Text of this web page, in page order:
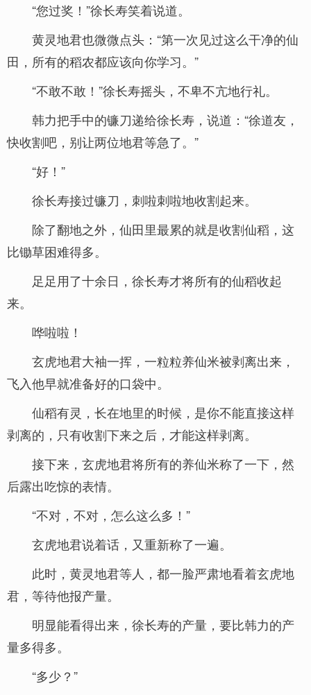
“您过奖！”徐长寿笑着说道。
黄灵地君也微微点头：“第一次见过这么干净的仙
田，所有的稻农都应该向你学习。”
“不敢不敢！”徐长寿摇头，不卑不亢地行礼。
韩力把手中的镰刀递给徐长寿，说道：“徐道友，
快收割吧，别让两位地君等急了。”
“好！”
徐长寿接过镰刀，刺啦刺啦地收割起来。
除了翻地之外，仙田里最累的就是收割仙稻，这
比锄草困难得多。
足足用了十余日，徐长寿才将所有的仙稻收起
来。
哗啦啦！
玄虎地君大袖一挥，一粒粒养仙米被剥离出来，
飞入他早就准备好的口袋中。
仙稻有灵，长在地里的时候，是你不能直接这样
剥离的，只有收割下来之后，才能这样剥离。
接下来，玄虎地君将所有的养仙米称了一下，然
后露出吃惊的表情。
“不对，不对，怎么这么多！”
玄虎地君说着话，又重新称了一遍。
此时，黄灵地君等人，都一脸严肃地看着玄虎地
君，等待他报产量。
明显能看得出来，徐长寿的产量，要比韩力的产
量多得多。
“多少？”